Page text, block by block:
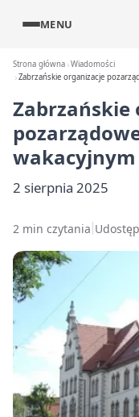
MENU
Strona główna Wiadomości
Zabrzańskie organizacje
Zabrzańskie
2 sierpnia 2025
2 min czytania